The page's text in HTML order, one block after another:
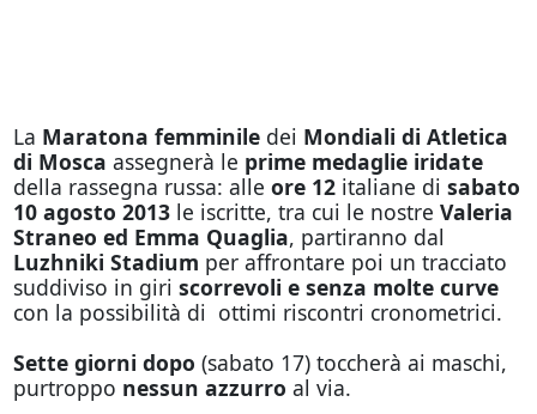
La Maratona femminiledei Mondiali di Atletica
di Mosca assegnerà le prime medaglie iridate
della rassegna russa: alle ore 12italiane di sabato
10 agosto 2013 le iscritte, tra cui le nostre Valeria
Straneo ed Emma Quaglia, partiranno dal
Luzhniki Stadium per affrontare poi un tracciato
suddiviso in giri scorrevoli e senza molte curve
con la possibilità di ottimi riscontri cronometrici.
Sette giorni dopo (sabato 17) toccherà ai maschi,
purtroppo nessun azzurro al via.